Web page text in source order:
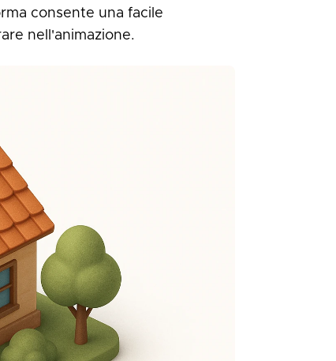
consente una facile
nell'animazione.